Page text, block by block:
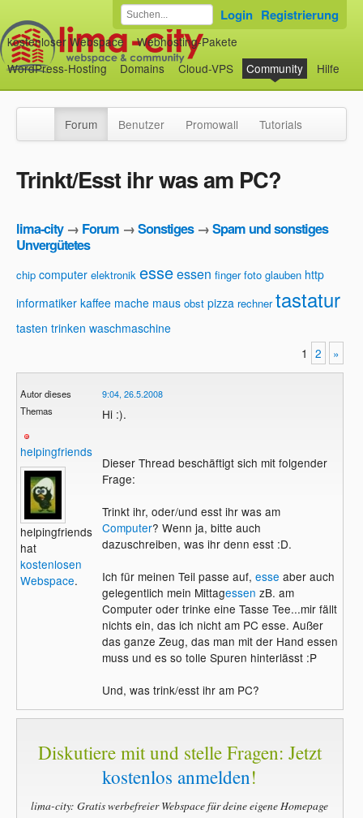
kostenloser Webspace
Webhosting-Pakete
WordPress-Hosting
Domains Cloud-VPS Community Hilfe
Login Registrierung
Forum Benutzer Promowall Tutorials
Trinkt/Esst ihr was am PC?
lima-city→ Forum →Sonstiges→Spam und sonstiges
Unvergütetes
chip computer elektronik esseessen finger foto glauben http
informatiker kaffee mache maus obst pizza rechner tastatur
tasten trinken waschmaschine
1 2 »
Autor dieses
Themas
helpingfriends
helpingfriends
hat
kostenlosen
Webspace.
9:04, 26.5.2008
Hi :).
Dieser Thread beschäftigt sich mit folgender
Frage:
Trinkt ihr, oder/und esst ihr was am
Computer? Wenn ja, bitte auch
dazuschreiben, was ihr denn esst :D.
Ich für meinen Teil passe auf, esse aber auch
gelegentlich mein Mittagessen zB. am
Computer oder trinke eine Tasse Tee...mir fällt
nichts ein, das ich nicht am PC esse. Außer
das ganze Zeug, das man mit der Hand essen
muss und es so tolle Spuren hinterlässt :P
Und, was trink/esst ihr am PC?
Diskutiere mit und stelle Fragen: Jetzt
kostenlos anmelden!
lima-city: Gratis werbefreier Webspace für deine eigene Homepage